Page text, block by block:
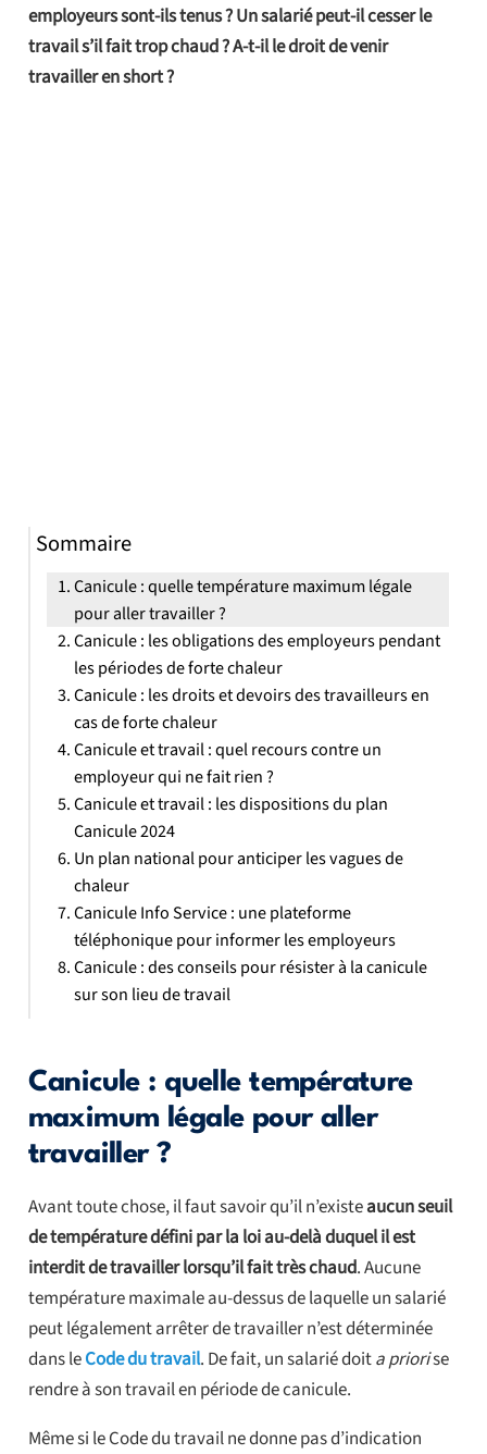
employeurs sont-ils tenus ? Un salarié peut-il cesser le
travail s’il fait trop chaud ? A-t-il le droit de venir
travailler en short ?
Canicule : quelle température
maximum légale pour aller
travailler ?
Avant toute chose, il faut savoir qu’il n’existeaucun seuil
de température défini par la loi au-delà duquel il est
interdit de travailler lorsqu’il fait très chaud. Aucune
température maximale au-dessus de laquelle un salarié
peut légalement arrêter de travailler n’est déterminée
dans leCode du travail. De fait, un salarié doita priorise
rendre à son travail en période de canicule.
Même si le Code du travail ne donne pas d’indication
Sommaire
Canicule : quelle température maximum légale
pour aller travailler ?
Canicule : les obligations des employeurs pendant
les périodes de forte chaleur
Canicule : les droits et devoirs des travailleurs en
cas de forte chaleur
Canicule et travail : quel recours contre un
employeur qui ne fait rien ?
Canicule et travail : les dispositions du plan
Canicule 2024
Un plan national pour anticiper les vagues de
chaleur
Canicule Info Service : une plateforme
téléphonique pour informer les employeurs
Canicule : des conseils pour résister à la canicule
sur son lieu de travail